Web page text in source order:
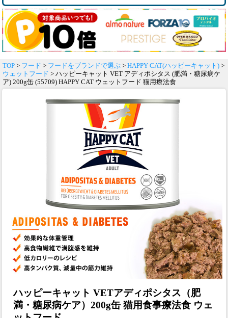
TOP > フード > フードをブランドで選ぶ > HAPPY CAT(ハッピーキャット) >
ウェットフード > ハッピーキャット VET アディポシタス (肥満・糖尿病ケ
ア) 200g缶 (55709) HAPPY CAT ウェットフード 猫用療法食
ハッピーキャット VETアディポシタス（肥
満・糖尿病ケア）200g缶 猫用食事療法食 ウェ